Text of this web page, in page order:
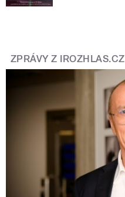
ZPRÁVY Z IROZHLAS.CZ